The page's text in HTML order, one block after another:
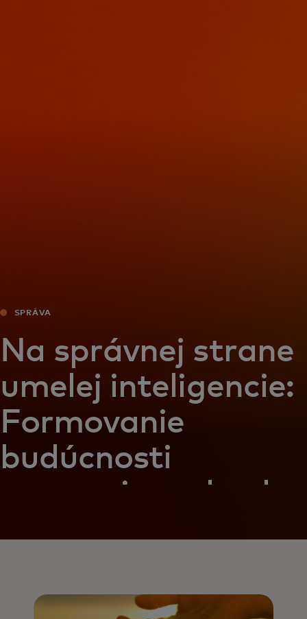
SPRÁVA
Na správnej strane
umelej inteligencie:
Formovanie
budúcnosti
prevencie podvodov